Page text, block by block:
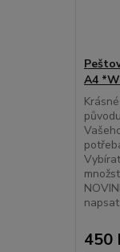
A4
450